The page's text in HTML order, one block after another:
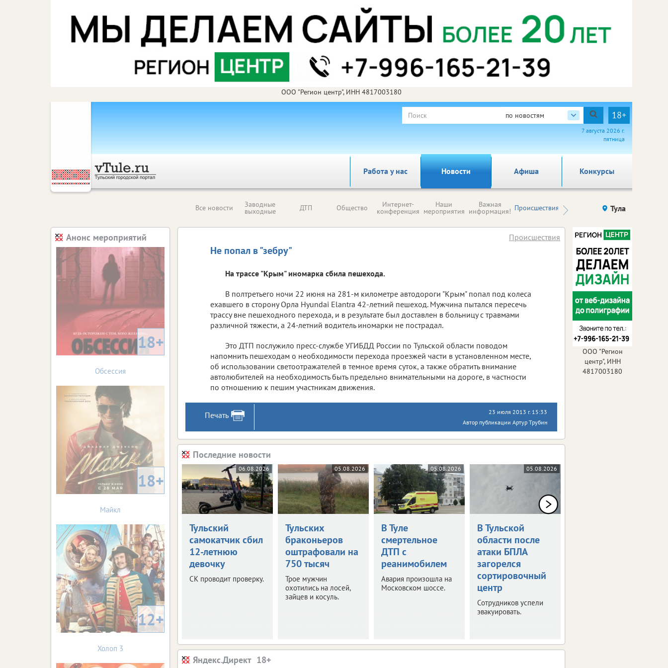
ООО "Регион центр", ИНН 4817003180
по новостям 18+
7 августа 2026 г.
пятница
Работа у нас Новости Афиша Конкурсы
Все новости Заводные
выходные ДТП Общество Интернет-
конференция
Наши
мероприятия
Важная
информация! Происшествия Здоровье компаний (на
Тула
Не попал в "зебру"
Происшествия
На трассе "Крым" иномарка сбила пешехода.
В полтретьего ночи 22 июня на 281-м километре автодороги "Крым" попал под колеса
ехавшего в сторону Орла Hyundai Elantra 42-летний пешеход. Мужчина пытался пересечь
трассу вне пешеходного перехода, и в результате был доставлен в больницу с травмами
различной тяжести, а 24-летний водитель иномарки не пострадал.
Это ДТП послужило пресс-службе УГИБДД России по Тульской области поводом
напомнить пешеходам о необходимости перехода проезжей части в установленном месте,
об использовании светоотражателей в темное время суток, а также обратить внимание
автолюбителей на необходимость быть предельно внимательными на дороге, в частности
по отношению к пешим участникам движения.
Печать
23 июля 2013 г. 15:33
Автор публикации Артур Трубин
Последние новости
06.08.2026
Тульский
самокатчик сбил
12-летнюю
девочку
СК проводит проверку.
05.08.2026
Тульских
браконьеров
оштрафовали на
750 тысяч
Трое мужчин
охотились на лосей,
зайцев и косуль.
05.08.2026
В Туле
смертельное
ДТП с
реанимобилем
Авария произошла на
Московском шоссе.
05.08.2026
В Тульской
области после
атаки БПЛА
загорелся
сортировочный
центр
Сотрудников успели
эвакуировать.
Яндекс.Директ
Анонс мероприятий
18+
Обсессия
18+
Майкл
12+
Холоп 3
ООО "Регион
центр", ИНН
4817003180